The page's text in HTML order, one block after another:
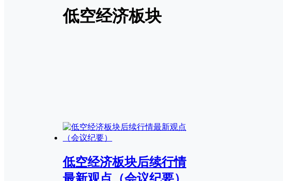
低空经济板块
低空经济板块后续行情